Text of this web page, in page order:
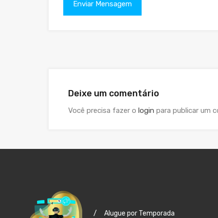
Deixe um comentário
Você precisa fazer o login para publicar um
/ Alugue por Temporada